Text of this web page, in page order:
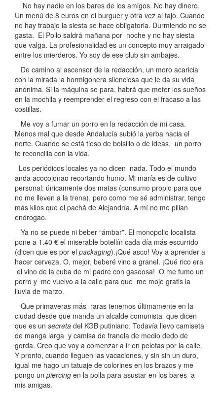
No hay nadie en los bares de los amigos. No hay dinero.
Un menú de 8 euros en el burguer y otra vez al tajo. Cuando
no hay trabajo la siesta se hace obligatoria. Durmiendo no se
gasta. El Pollo saldrá mañana por noche y no hay siesta
que valga. La profesionalidad es un concepto muy arraigado
entre los mierderos. Yo soy de ese club sin ambajes.
De camino al ascensor de la redacción, un moro acaricia
con la mirada la hormigonera silenciosa que le da su vida
anónima. Si la máquina se para, habrá que meter los sueños
en la mochila y reemprender el regreso con el fracaso a las
costillas.
Me voy a fumar un porro en la redacción de mi casa.
Menos mal que desde Andalucía subió la yerba hacia el
norte. Cuando se está tieso de bolsillo o de ideas, un porro
te reconcilia con la vida.
Los periódicos locales ya no dicen nada. Todo el mundo
anda acocojonao recortando humo. Mi maría es de cultivo
personal: únicamente dos matas (consumo propio para que
no me lleven a la trena), pero como me sé administrar, tengo
más kilos que el pachá de Alejandría. A mí no me pillan
endrogao.
Ya no se puede ni beber “ámbar”. El monopolio localista
pone a 1.40 € el miserable botellín cada día más escurrido
(dicen que es por el packaging).¡Qué asco! Voy a aprender a
hacer cerveza. O, mejor, beberé vino a granel. ¡Qué rico era
el vino de la cuba de mi padre con gaseosa! O me fumo un
porro y me vuelvo a la calle para que me moje gratis la
lluvia de marzo.
Que primaveras más raras tenemos últimamente en la
ciudad desde que manda un alcalde comunista que dicen
que es un secreta del KGB putiniano. Todavía llevo camiseta
de manga larga y camisa de franela de medio dedo de
gorda. Creo que voy a comenzar a ir en pelotas por la calle.
Y pronto, cuando lleguen las vacaciones, y sin sin un duro,
igual me hago un tatuaje de colorines en los brazos y me
pongo un piercing en la polla para asustar en los bares a
mis amigas.